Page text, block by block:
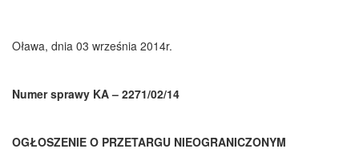
Oława, dnia 03 września 2014r.
Numer sprawy KA – 2271/02/14
OGŁOSZENIE O PRZETARGU NIEOGRANICZONYM